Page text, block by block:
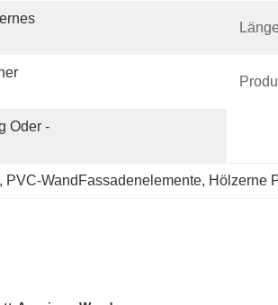
Oder -
, PVC-WandFassadenelemente, Hölzerne